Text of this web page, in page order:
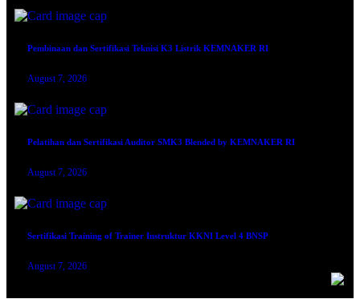
Pembinaan dan Sertifikasi Teknisi K3 Listrik KEMNAKER RI
August 7, 2026
Pelatihan dan Sertifikasi Auditor SMK3 Blended by KEMNAKER RI
August 7, 2026
Sertifikasi Training of Trainer Instruktur KKNI Level 4 BNSP
August 7, 2026